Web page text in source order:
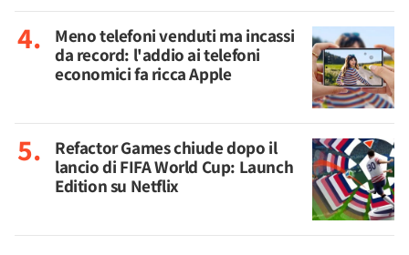
Meno telefoni venduti ma incassi
da record: l'addio ai telefoni
economici fa ricca Apple
Refactor Games chiude dopo il
lancio di FIFA World Cup: Launch
Edition su Netflix